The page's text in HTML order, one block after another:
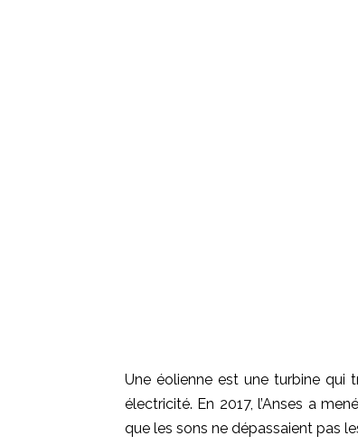
Une éolienne est une turbine qui
électricité. En 2017, l’Anses a
que les sons ne dépassaient pas